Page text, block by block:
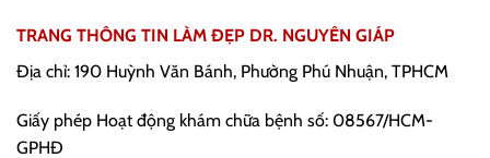
TRANG THÔNG TIN LÀM ĐẸP DR. NGUYÊN GIÁP
Địa chỉ: 190 Huỳnh Văn Bánh, Phường Phú Nhuận, TPHCM
Giấy phép Hoạt động khám chữa bệnh số: 08567/HCM-
GPHĐ